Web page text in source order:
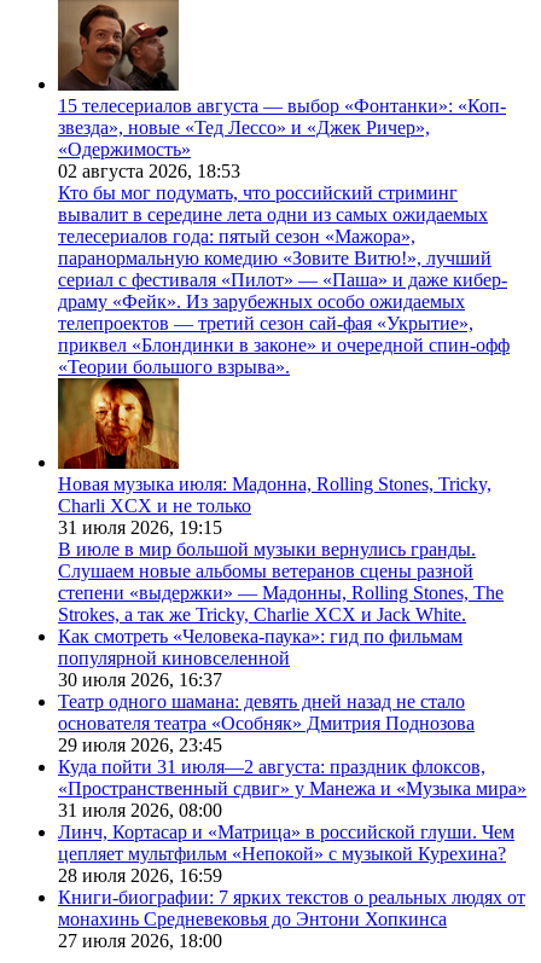
15 телесериалов августа — выбор «Фонтанки»: «Коп-
звезда», новые «Тед Лессо» и «Джек Ричер»,
«Одержимость»
02 августа 2026, 18:53
Кто бы мог подумать, что российский стриминг
вывалит в середине лета одни из самых ожидаемых
телесериалов года: пятый сезон «Мажора»,
паранормальную комедию «Зовите Витю!», лучший
сериал с фестиваля «Пилот» — «Паша» и даже кибер-
драму «Фейк». Из зарубежных особо ожидаемых
телепроектов — третий сезон сай-фая «Укрытие»,
приквел «Блондинки в законе» и очередной спин-офф
«Теории большого взрыва».
Новая музыка июля: Мадонна, Rolling Stones, Tricky,
Charli XCX и не только
31 июля 2026, 19:15
В июле в мир большой музыки вернулись гранды.
Слушаем новые альбомы ветеранов сцены разной
степени «выдержки» — Мадонны, Rolling Stones, The
Strokes, а так же Tricky, Charlie XCX и Jack White.
Как смотреть «Человека-паука»: гид по фильмам
популярной киновселенной
30 июля 2026, 16:37
Театр одного шамана: девять дней назад не стало
основателя театра «Особняк» Дмитрия Поднозова
29 июля 2026, 23:45
Куда пойти 31 июля—2 августа: праздник флоксов,
«Пространственный сдвиг» у Манежа и «Музыка мира»
31 июля 2026, 08:00
Линч, Кортасар и «Матрица» в российской глуши. Чем
цепляет мультфильм «Непокой» с музыкой Курехина?
28 июля 2026, 16:59
Книги-биографии: 7 ярких текстов о реальных людях от
монахинь Средневековья до Энтони Хопкинса
27 июля 2026, 18:00